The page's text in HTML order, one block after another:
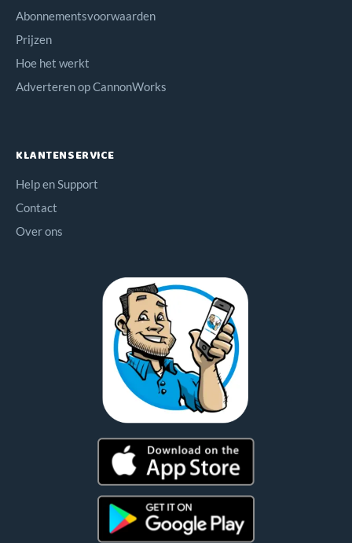
Abonnementsvoorwaarden
Prijzen
Hoe het werkt
Adverteren op CannonWorks
KLANTENSERVICE
Help en Support
Contact
Over ons